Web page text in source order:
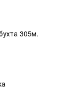
305м.